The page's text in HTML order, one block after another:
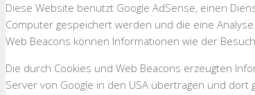
Diese Website benutzt Google AdSense, einen
Computer gespeichert werden und die eine
Web Beacons können Informationen wie der
Die durch Cookies und Web Beacons erzeugten
Server von Google in den USA übertragen und